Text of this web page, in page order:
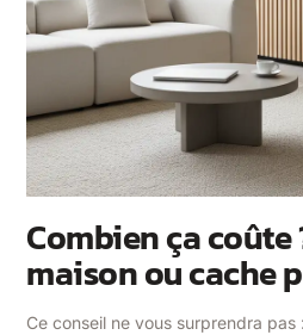
Combien ça
maison ou cache
Ce conseil ne vous surprendra